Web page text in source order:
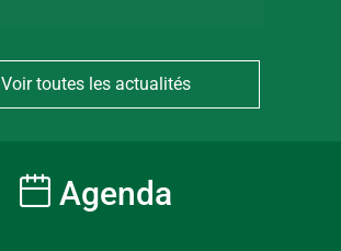
Voir toutes les actualités
Agenda